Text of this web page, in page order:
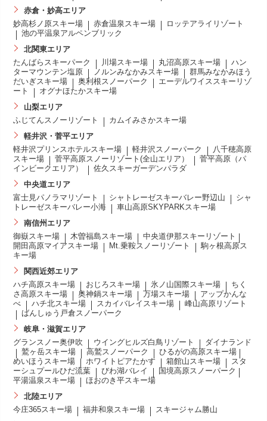
赤倉・妙高エリア
妙高杉ノ原スキー場
赤倉温泉スキー場
ロッテアライリゾート
池の平温泉アルペンブリック
北関東エリア
たんばらスキーパーク
川場スキー場 丸沼高原スキー場
ハン
ターマウンテン塩原
ノルンみなかみスキー場
群馬みなかみほう
だいぎスキー場
奥利根スノーパーク
エーデルワイススキーリゾ
ート
オグナほたかスキー場
山梨エリア
ふじてんスノーリゾート
カムイみさかスキー場
軽井沢・菅平エリア
軽井沢プリンスホテルスキー場
軽井沢スノーパーク
八千穂高原
スキー場
菅平高原スノーリゾート(全山エリア）
菅平高原（パ
インビークエリア）
佐久スキーガーデンパラダ
中央道エリア
富士見パノラマリゾート
シャトレーゼスキーバレー野辺山
シャ
トレーゼスキーバレー小海
車山高原SKYPARKスキー場
南信州エリア
御嶽スキー場
木曽福島スキー場
中央道伊那スキーリゾート
開田高原マイアスキー場
Mt.乗鞍スノーリゾート
駒ヶ根高原ス
キー場
関西近郊エリア
ハチ高原スキー場
おじろスキー場 氷ノ山国際スキー場
ちく
さ高原スキー場
奥神鍋スキー場 万場スキー場
アップかんな
べ
ハチ北スキー場 スカイバレイスキー場
峰山高原リゾート
ばんしゅう戸倉スノーパーク
岐阜・滋賀エリア
グランスノー奥伊吹
ウイングヒルズ白鳥リゾート
ダイナランド
鷲ヶ岳スキー場
高鷲スノーパーク
ひるがの高原スキー場
めいほうスキー場
ホワイトピアたかす 箱館山スキー場
スタ
ーシュプールひだ流葉
びわ湖バレイ
国境高原スノーパーク
平湯温泉スキー場
ほおのき平スキー場
北陸エリア
今庄365スキー場
福井和泉スキー場
スキージャム勝山